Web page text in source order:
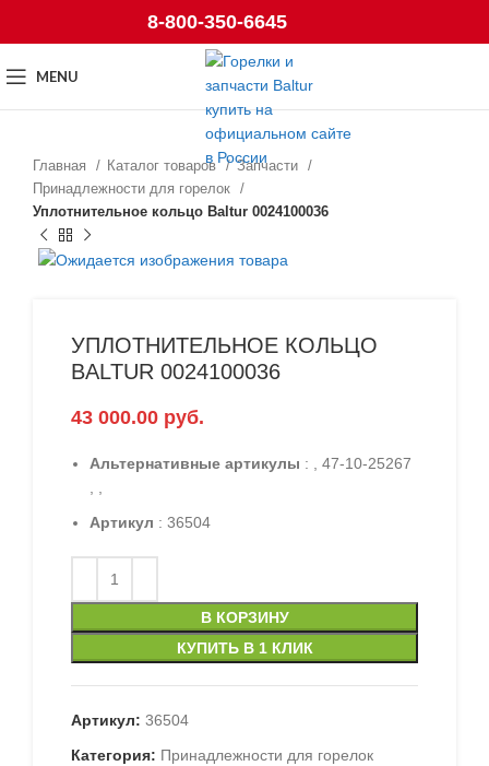
8-800-350-6645
MENU
Главная Каталог товаров
Запчасти
Принадлежности для горелок
Уплотнительное кольцо Baltur 0024100036
УПЛОТНИТЕЛЬНОЕ КОЛЬЦО
BALTUR 0024100036
43 000.00 руб.
Альтернативные артикулы : , 47-10-25267
, ,
Артикул : 36504
В КОРЗИНУ
КУПИТЬ В 1 КЛИК
Артикул: 36504
Категория: Принадлежности для горелок